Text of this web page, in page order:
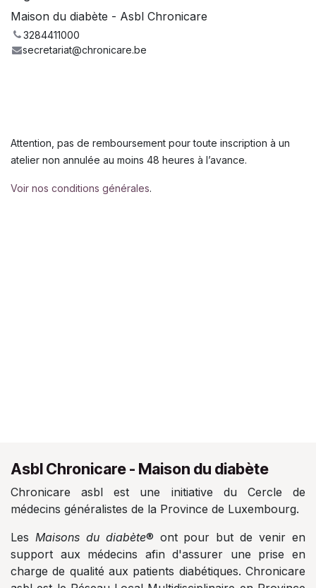
Maison du diabète - Asbl Chronicare
3284411000
secretariat@chronicare.be
Attention, pas de remboursement pour toute inscription à un
atelier non annulée au moins 48 heures à l’avance.
Voir nos conditions générales.
Asbl Chronicare - Maison du diabète
Chronicare asbl est une initiative du Cercle de
médecins généralistes de la Province de Luxembourg.
Les Maisons du diabète® ont pour but de venir en
support aux médecins afin d'assurer une prise en
charge de qualité aux patients diabétiques. Chronicare